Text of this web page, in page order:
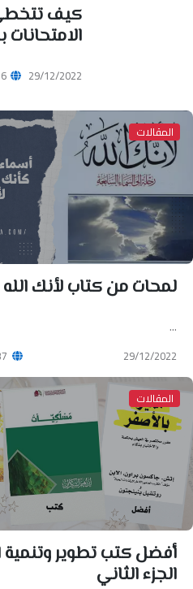
كيف
29/12/2022
المقالات
لمحات من كتاب لأنك الله
...
29/12/2022
المقالات
أفضل كتب تطوير وتنمية
الجزء الثاني